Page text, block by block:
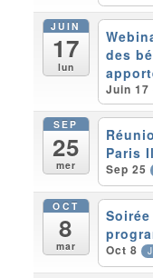
JUIN
17
lun
des
Juin 17
SEP
25
mer
Paris
Sep 25
OCT
8
mar Oct 8